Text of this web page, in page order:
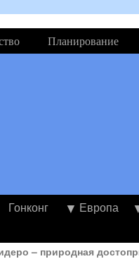
Планирование
Гонконг Европа
– природная